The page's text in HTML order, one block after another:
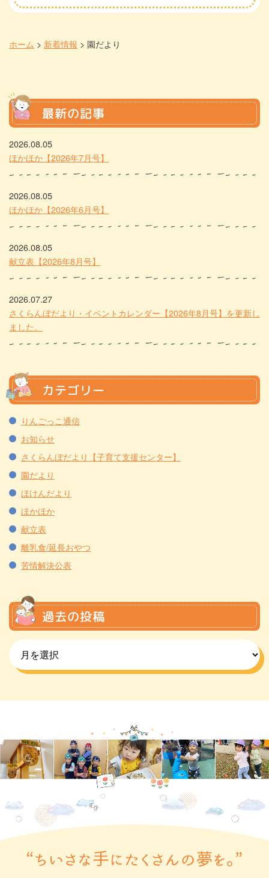
ホーム > 新着情報 > 園だより
最新の記事
2026.08.05
ほかほか【2026年7月号】
2026.08.05
ほかほか【2026年6月号】
2026.08.05
献立表【2026年8月号】
2026.07.27
さくらんぼだより・イベントカレンダー【2026年8月号】を更新し
ました。
カテゴリー
りんごっこ通信
お知らせ
さくらんぼだより【子育て支援センター】
園だより
ほけんだより
ほかほか
献立表
離乳食/延長おやつ
苦情解決公表
過去の投稿